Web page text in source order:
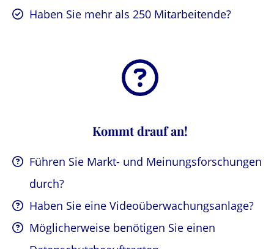
Haben Sie mehr als 250 Mitarbeitende?
Kommt drauf an!
Führen Sie Markt- und Meinungsforschungen
durch?
Haben Sie eine Videoüberwachungsanlage?
Möglicherweise benötigen Sie einen